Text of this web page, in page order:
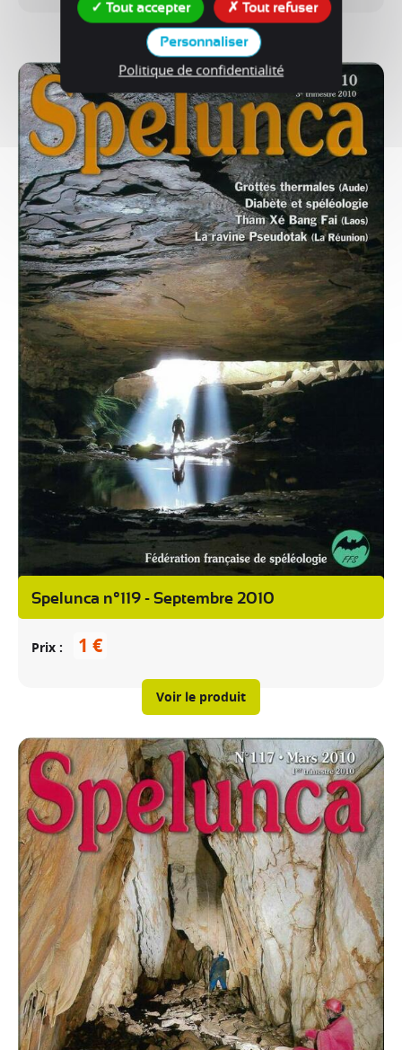
Voir le produit
Spelunca n°119 - Septembre 2010
Prix 1 €
Voir le produit
Tout accepter Tout refuser
Personnaliser
Politique de confidentialité